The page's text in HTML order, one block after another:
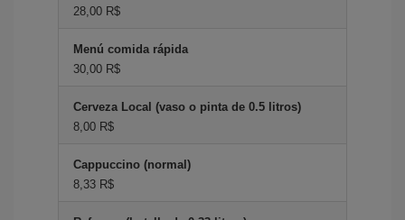
28,00 R$
Menú comida rápida
30,00 R$
Cerveza Local (vaso o pinta de 0.5 litros)
8,00 R$
Cappuccino (normal)
8,33 R$